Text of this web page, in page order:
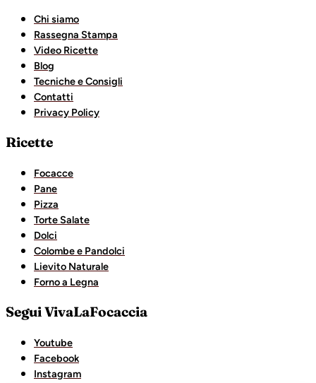
Chi siamo
Rassegna Stampa
Video Ricette
Blog
Tecniche e Consigli
Contatti
Privacy Policy
Ricette
Focacce
Pane
Pizza
Torte Salate
Dolci
Colombe e Pandolci
Lievito Naturale
Forno a Legna
Segui VivaLaFocaccia
Youtube
Facebook
Instagram